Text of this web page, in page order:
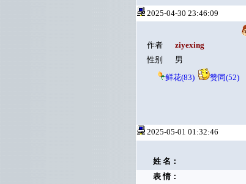
2025-04-30 23:46:09
作者
ziyexing
性别
男
鲜花(83)
赞同(52)
2025-05-01 01:32:46
姓 名：
表 情：